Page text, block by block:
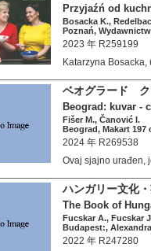
Przyjaźń od
Bosacka K.,
Poznań,
2023 年 R259199
Katarzyna Bosacka,
ベオグラード
Beograd: kuvar -
Fišer M., Čanović I.
Beograd, Makart 197
2024 年 R269538
Ovaj sjajno urađen,
ハンガリー文化
The Book of
Fucskar A., Fucskar
Budapest:,
2022 年 R247280